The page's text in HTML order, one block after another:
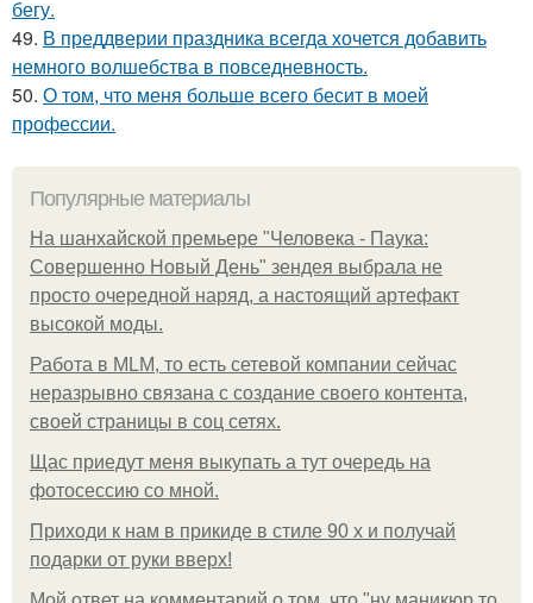
бегу.
49. В преддверии праздника всегда хочется добавить
немного волшебства в повседневность.
50. О том, что меня больше всего бесит в моей
профессии.
Популярные материалы
На шанхайской премьере "Человека - Паука:
Совершенно Новый День" зендея выбрала не
просто очередной наряд, а настоящий артефакт
высокой моды.
Работа в MLM, то есть сетевой компании сейчас
неразрывно связана с создание своего контента,
своей страницы в соц сетях.
Щас приедут меня выкупать а тут очередь на
фотосессию со мной.
Приходи к нам в прикиде в стиле 90 х и получай
подарки от руки вверх!